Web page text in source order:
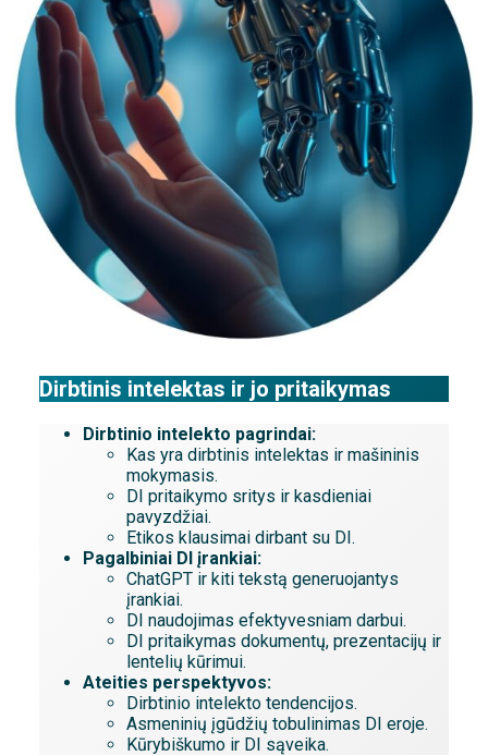
Dirbtinis intelektas ir jo pritaikymas
Dirbtinio intelekto pagrindai:
Kas yra dirbtinis intelektas ir mašininis
mokymasis.
DI pritaikymo sritys ir kasdieniai
pavyzdžiai.
Etikos klausimai dirbant su DI.
Pagalbiniai DI įrankiai:
ChatGPT ir kiti tekstą generuojantys
įrankiai.
DI naudojimas efektyvesniam darbui.
DI pritaikymas dokumentų, prezentacijų ir
lentelių kūrimui.
Ateities perspektyvos:
Dirbtinio intelekto tendencijos.
Asmeninių įgūdžių tobulinimas DI eroje.
Kūrybiškumo ir DI sąveika.